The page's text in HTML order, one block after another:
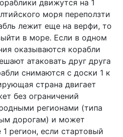
движутся на 1
моря переползти
лежит еще на верфи, то
в море. Если в одном
оказываются корабли
атаковать друг друга
снимаются с доски 1 к
страна двигает
без ограничений
регионами (типа
дорогам) и может
регион, если стартовый